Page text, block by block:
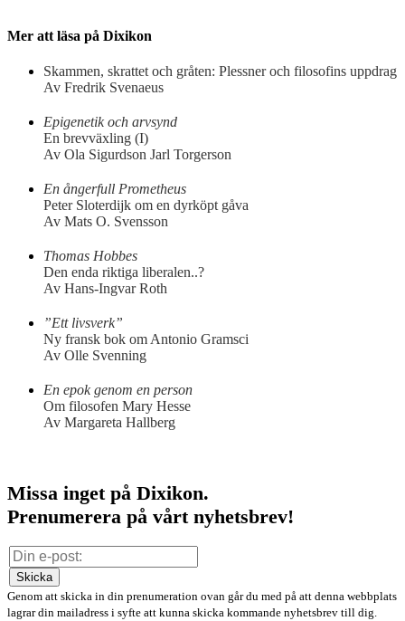
Mer att läsa på Dixikon
Skammen, skrattet och gråten: Plessner och filosofins uppdrag
Av Fredrik Svenaeus
Epigenetik och arvsynd
En brevväxling (I)
Av Ola Sigurdson Jarl Torgerson
En ångerfull Prometheus
Peter Sloterdijk om en dyrköpt gåva
Av Mats O. Svensson
Thomas Hobbes
Den enda riktiga liberalen..?
Av Hans-Ingvar Roth
”Ett livsverk”
Ny fransk bok om Antonio Gramsci
Av Olle Svenning
En epok genom en person
Om filosofen Mary Hesse
Av Margareta Hallberg
Missa inget på Dixikon.
Prenumerera på vårt nyhetsbrev!
Skicka
Genom att skicka in din prenumeration ovan går du med på att denna webbplats
lagrar din mailadress i syfte att kunna skicka kommande nyhetsbrev till dig.